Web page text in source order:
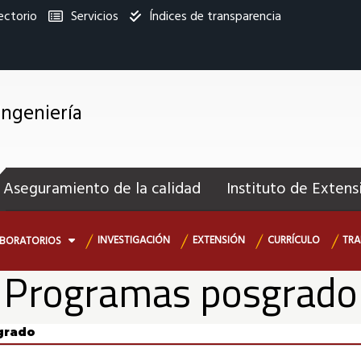
Servicios
Índices de transparencia
Aseguramiento de la calidad Instituto de
INVESTIGACIÓN EXTENSIÓN CURRÍCULO
Programas posgrado